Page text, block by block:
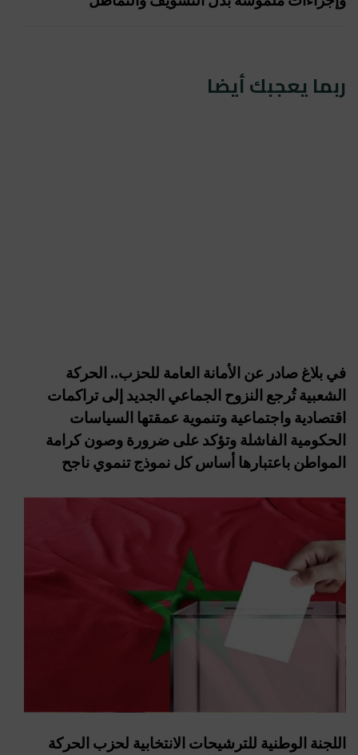
ربما يعجبك أيضا
في بلاغ صادر عن الأمانة العامة للحزب.. الحركة
الشعبية تُرجع النزوح الجماعي الجديد إلى تراكمات
اقتصادية واجتماعية وتنموية عمقتها السياسات
الحكومية الفاشلة وتؤكد على ضرورة وصون كرامة
المواطن باعتبارها أساس كل نموذج تنموي ناجح
اللجنة الوطنية للترشيحات الانتخابية لحزب الحركة